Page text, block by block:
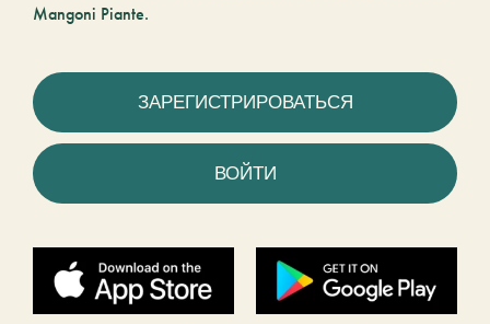
Mangoni Piante.
ЗАРЕГИСТРИРОВАТЬСЯ
ВОЙТИ